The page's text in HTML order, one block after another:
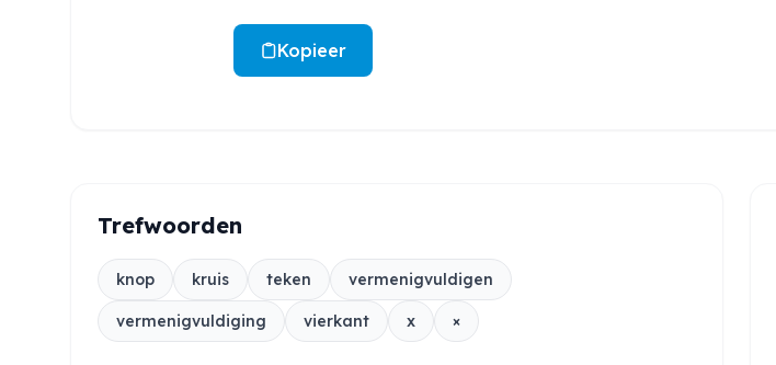
Kopieer
Trefwoorden
knop kruis teken vermenigvuldigen
vermenigvuldiging vierkant x ×